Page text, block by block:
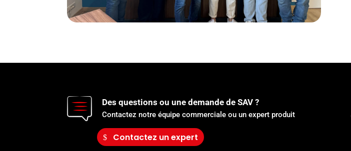
Des questions ou une demande de SAV ?
Contactez notre équipe commerciale ou un expert produit
Contactez un expert